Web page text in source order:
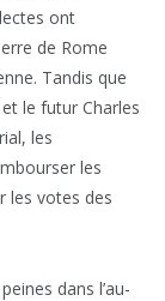
ont
de Rome
Tandis que
le futur Charles
les
les
les votes des
dans l’au-